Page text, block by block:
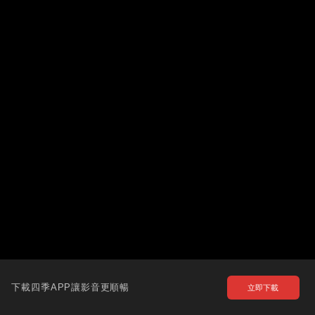
下載四季APP讓影音更順暢 立即下載